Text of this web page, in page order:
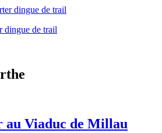
dingue de trail
au Viaduc de Millau